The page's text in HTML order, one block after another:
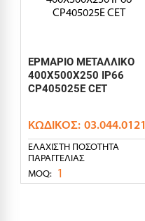
ΕΡΜΑΡΙΟ ΜΕΤΑΛΛΙΚΟ
400X500X250 IP66
CP405025E CET
ΚΩΔΙΚΌΣ: 03.044.0121
ΕΛΆΧΙΣΤΗ ΠΟΣΌΤΗΤΑ
ΠΑΡΑΓΓΕΛΊΑΣ
MOQ: 1